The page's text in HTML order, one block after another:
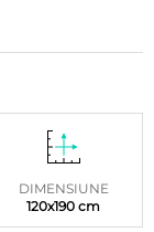
DIMENSIUNE
120x190 cm